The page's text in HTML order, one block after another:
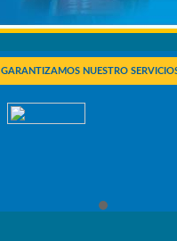
GARANTIZAMOS NUESTRO